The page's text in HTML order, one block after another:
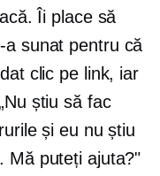
Îi place să
a sunat pentru că
clic pe link, iar
știu să fac
și eu nu știu
Mă puteți ajuta?"